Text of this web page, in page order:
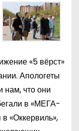
«5 вёрст»
Апологеты
нам, что они
в «МЕГА-
«Оккервиль»,